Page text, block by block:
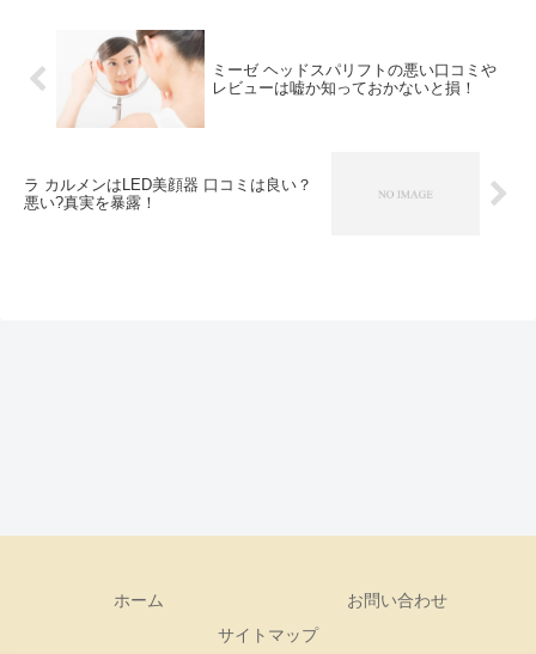
ミーゼ ヘッドスパリフトの悪い口コミや
レビューは嘘か知っておかないと損！
ラ カルメンはLED美顔器 口コミは良い？
悪い?真実を暴露！
ホーム
お問い合わせ
サイトマップ